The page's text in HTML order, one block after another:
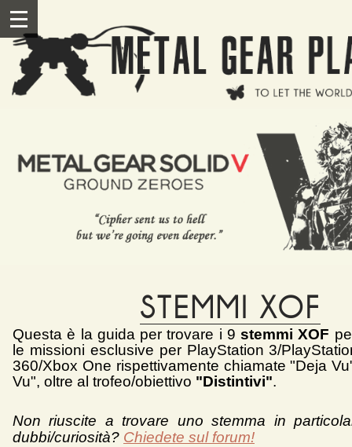
III
STEMMI XOF
Questa è la guida per trovare i 9stemmi XOF
le missioni esclusive per PlayStation 3/
360/Xbox One rispettivamente chiamate "Deja
Vu", oltre al trofeo/obiettivo "Distintivi".
Non riuscite a trovare uno stemma in
dubbi/curiosità? Chiedete sul forum!